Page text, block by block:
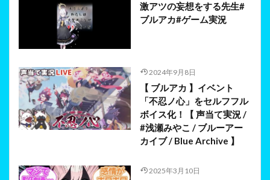
激アツの妄想をする先生#
ブルアカ#ゲーム実況
2024年9月8日
【 ブルアカ 】イベント
「不忍ノ心」をセルフフル
ボイス化！【 声当て実況 /
#浅瀬みやこ / ブルーアー
カイブ / Blue Archive 】
2025年3月10日